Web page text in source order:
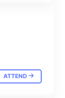
ATTEND